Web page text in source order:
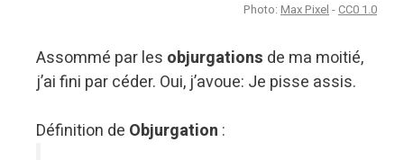
Photo: Max Pixel - CC0 1.0
Assommé par les objurgations de ma moitié,
j’ai fini par céder. Oui, j’avoue: Je pisse assis.
Définition de Objurgation :